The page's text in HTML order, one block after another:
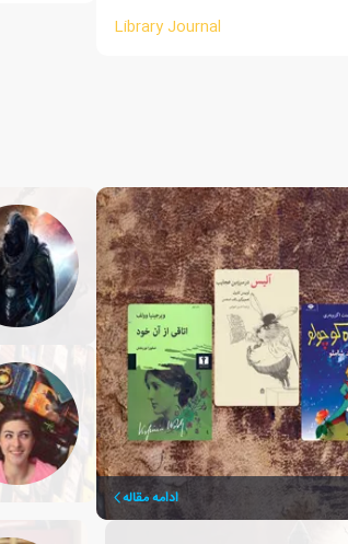
Library Journal
ادامه مقاله